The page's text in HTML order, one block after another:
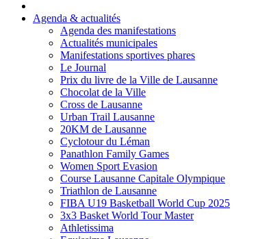
Agenda & actualités
Agenda des manifestations
Actualités municipales
Manifestations sportives phares
Le Journal
Prix du livre de la Ville de Lausanne
Chocolat de la Ville
Cross de Lausanne
Urban Trail Lausanne
20KM de Lausanne
Cyclotour du Léman
Panathlon Family Games
Women Sport Evasion
Course Lausanne Capitale Olympique
Triathlon de Lausanne
FIBA U19 Basketball World Cup 2025
3x3 Basket World Tour Master
Athletissima